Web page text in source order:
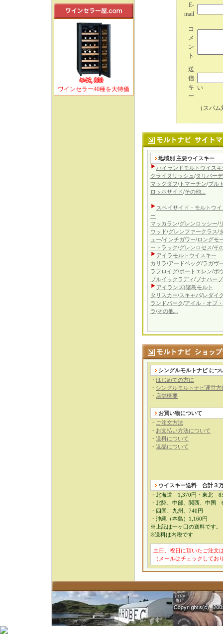
ワインセラー40種を大特価
E-
mail
コ
メ
ン
ト
送
信
キ
ー
い
（スパ
地域別 主要ウイスキー
ハイランドモルトウイスキ
クライヌリッシュ /タリバー
マックダフ/ トマーチン/プル
ロッホサイド/その他...
スペイサイド・モルトウ
ー
マッカラン/グレンロッシー/
ウッド/グレンファークラス/
ュー/インチガワー/ロングモ
ートラック/グレンロセス/そ
アイラモルトウイスキー
カリラ/アードベッグ/ラガヴ
ラフロイグ/ポートエレン/ボ
ブルイックラディ/ブナハー
アイランズ(諸島モルト
タリスカー/スキャパ/レダイ
ランドパーク/アイル・オブ
ラ/その他...
シングルモルトナビ につ
・ はじめての方に
・ シングルモルトナビ運営方
・ 店舗概要
お買い物について
・ ご注文方法
・ お支払い方法について
・ 送料について
・ 返品について
ウイスキー送料 合計３
・北海道 1,370円・東北
・北陸、中部、関西、中国
・四国、九州、740円
・沖縄（本島）1,160円
※上記は一ヶ口の送料です。
※送料は内税です
土日、祝日に頂いたご注文
（メールはチェックして